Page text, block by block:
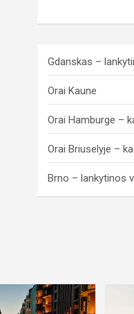
Gdanskas –
Orai Kaune
Orai Hamburge –
Orai Briuselyje –
Brno – lankytinos